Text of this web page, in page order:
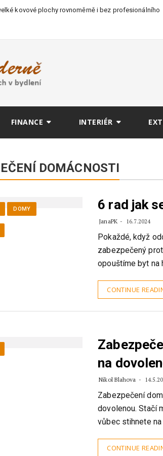
kovové plochy rovnoměrně i bez profesionálního
FINANCE INTERIÉR
DOMÁCNOSTI
DOMY 6 rad jak
JanaPK 16.7.2024
Pokaždé, když
zabezpečený
opouštíme byt na
CONTINUE
na
Nikol Blahova
Zabezpečení
dovolenou. Stačí
vůbec stihnete
CONTINUE